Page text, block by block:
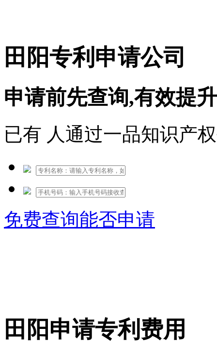
田阳专利申请公司
申请前先查询,有效提
已有 人通过一品知识产
免费查询能否申请
田阳申请专利费用